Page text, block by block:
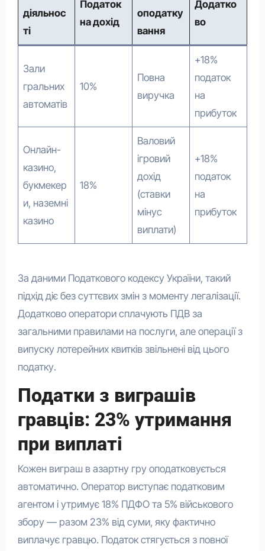
діяльнос
ті
Податок
на дохід
оподатку
вання
Додатко
во
Зали
гральних
автоматів
10%
Повна
виручка
+18%
податок
на
прибуток
Онлайн-
казино,
букмекер
и, наземні
казино
18%
Валовий
ігровий
дохід
(ставки
мінус
виплати)
+18%
податок
на
прибуток
За даними Податкового кодексу України, такий
підхід діє без суттєвих змін з моменту легалізації.
Додатково оператори сплачують ПДВ за
загальними правилами на послуги, але операції з
випуску лотерейних квитків звільнені від цього
податку.
Податки з виграшів
гравців: 23% утримання
при виплаті
Кожен виграш в азартну гру оподатковується
автоматично. Оператор виступає податковим
агентом і утримує 18% ПДФО та 5% військового
збору — разом 23% від суми, яку фактично
виплачує гравцю. Податок стягується з повної